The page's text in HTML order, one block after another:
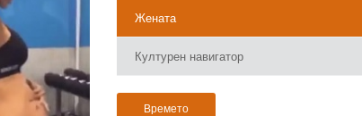
Жената
Културен навигатор
Времето